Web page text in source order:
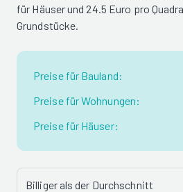
für Häuser und 24.5 Euro pro
Grundstücke.
Preise für Bauland:
Preise für Wohnungen:
Preise für Häuser:
Billiger als der Durchschnitt